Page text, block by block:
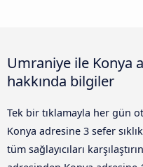
Umraniye ile Konya
hakkında bilgiler
Tek bir tıklamayla her gün
Konya adresine 3 sefer
tüm sağlayıcıları